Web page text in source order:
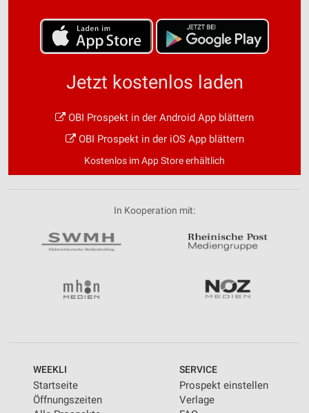
Jetzt kostenlos laden
OBI Prospekt in der Android App blättern
OBI Prospekt in der iOS App blättern
Kostenlos im App Store erhältlich
In Kooperation mit:
WEEKLI
Startseite
Öffnungszeiten
SERVICE
Prospekt einstellen
Verlage